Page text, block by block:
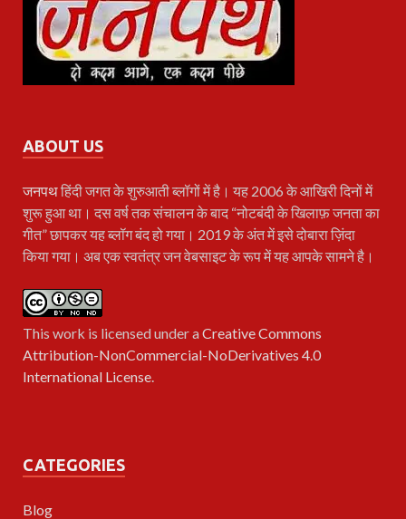
ABOUT US
जनपथहिंदी जगत के शुरुआती ब्लॉगों में है। यह 2006 के आखिरी दिनों में
शुरू हुआ था। दस वर्ष तक संचालन के बाद “नोटबंदी के खिलाफ़ जनता का
गीत” छापकर यह ब्लॉग बंद हो गया। 2019 के अंत में इसे दोबारा ज़िंदा
किया गया। अब एक स्वतंत्र जन वेबसाइट के रूप में यह आपके सामने है।
This work is licensed under aCreative Commons
Attribution-NonCommercial-NoDerivatives 4.0
International License.
CATEGORIES
Blog